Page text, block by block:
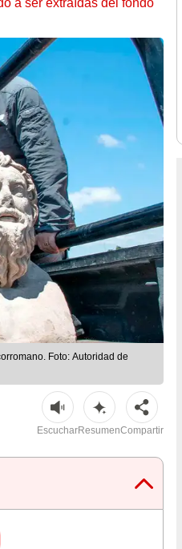
Foto: Autoridad de
EscucharResumenCompartir